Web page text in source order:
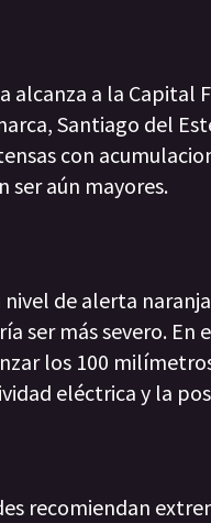
a la Capital
Santiago del
con
ser aún mayores.
de alerta
ser más severo.
los 100
eléctrica y la
recomiendan